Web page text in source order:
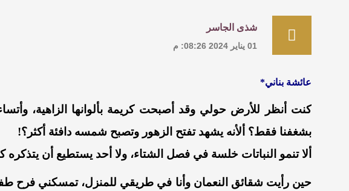
شذى الجاسر
01 يناير 2024 08:26: م
عائشة بناني*
كنت أنظر للأرض حولي وقد أصبحت كريمة بألوانها الزاهية،
بشغفنا فقط؟ ألأنه يشهد تفتح الزهور وتصبح شمسه دافئة أكثر؟!
ألا تنمو النباتات خلسة في فصل الشتاء، ولا أحد يستطيع أن
حين رأيت شقائق النعمان وأنا في طريقي للمنزل، تمسكني فرح